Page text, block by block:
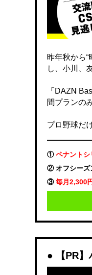
昨年秋から
し、小川、
「DAZN
間プランの
プロ野球だ
①ペナントシ
② オフシーズ
③毎月2,300
【PR